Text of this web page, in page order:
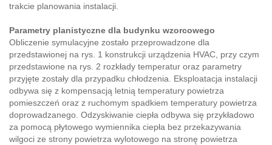
trakcie planowania instalacji.
Parametry planistyczne dla budynku wzorcowego
Obliczenie symulacyjne zostało przeprowadzone dla
przedstawionej na rys. 1 konstrukcji urządzenia HVAC, przy czym
przedstawione na rys. 2 rozkłady temperatur oraz parametry
przyjęte zostały dla przypadku chłodzenia. Eksploatacja instalacji
odbywa się z kompensacją letnią temperatury powietrza
pomieszczeń oraz z ruchomym spadkiem temperatury powietrza
doprowadzanego. Odzyskiwanie ciepła odbywa się przykładowo
za pomocą płytowego wymiennika ciepła bez przekazywania
wilgoci ze strony powietrza wylotowego na stronę powietrza